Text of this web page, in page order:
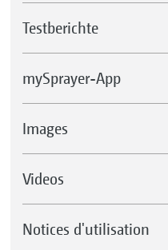
Testberichte
mySprayer-App
Images
Videos
Notices d'utilisation